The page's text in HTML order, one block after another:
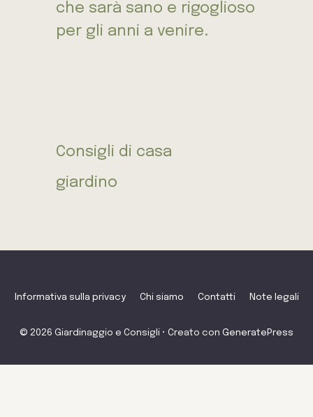
che sarà sano e rigoglioso
per gli anni a venire.
Consigli di casa
giardino
Informativa sulla privacy Chi siamo Contatti Note legali
© 2026 Giardinaggio e Consigli • Creato con GeneratePress